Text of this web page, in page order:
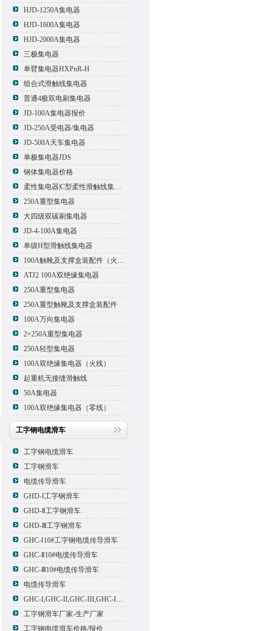
HJD-1250A集电器
HJD-1600A集电器
HJD-2000A集电器
三极集电器
单臂集电器HXPnR-H
组合式滑触线集电器
普通4极双电刷集电器
JD-100A集电器报价
JD-250A受电器/集电器
JD-500A天车集电器
单极集电器JDS
钢体集电器价格
柔性集电器|C型柔性滑触线集电器
250A重型集电器
大四级双碳刷集电器
JD-4-100A集电器
单级H型滑触线集电器
100A触靴及支撑盒装配件（火线）
ATJ2 100A双绝缘集电器
250A重型集电器
250A重型触靴及支撑盒装配件
100A万向集电器
2×250A重型集电器
250A轻型集电器
100A双绝缘集电器（火线）
起重机无接缝滑触线
50A集电器
100A双绝缘集电器（零线）
工字钢电缆滑车
工字钢电缆滑车
工字钢滑车
电缆传导滑车
GHD-I工字钢滑车
GHD-Ⅱ工字钢滑车
GHD-Ⅲ工字钢滑车
GHC-Ⅰ10#工字钢电缆传导滑车
GHC-Ⅱ10#电缆传导滑车
GHC-Ⅲ10#电缆传导滑车
电缆传导滑车
GHC-I,GHC-II,GHC-III,GHC-IV,GHC-V电缆滑车
工字钢滑车厂家-生产厂家
工字钢电缆滑车价格/报价